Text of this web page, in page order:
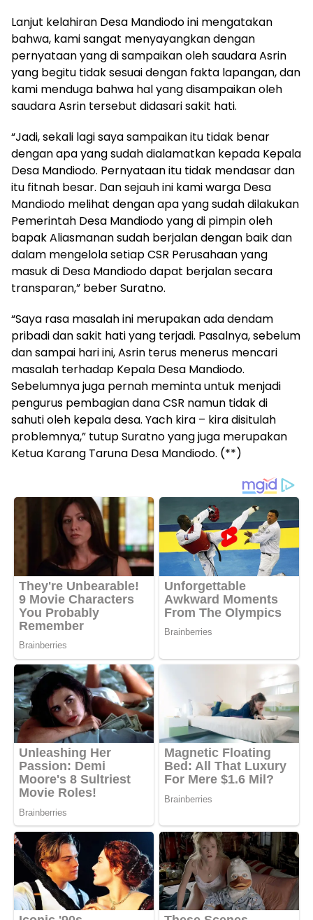
Lanjut kelahiran Desa Mandiodo ini mengatakan
bahwa, kami sangat menyayangkan dengan
pernyataan yang di sampaikan oleh saudara Asrin
yang begitu tidak sesuai dengan fakta lapangan, dan
kami menduga bahwa hal yang disampaikan oleh
saudara Asrin tersebut didasari sakit hati.
“Jadi, sekali lagi saya sampaikan itu tidak benar
dengan apa yang sudah dialamatkan kepada Kepala
Desa Mandiodo. Pernyataan itu tidak mendasar dan
itu fitnah besar. Dan sejauh ini kami warga Desa
Mandiodo melihat dengan apa yang sudah dilakukan
Pemerintah Desa Mandiodo yang di pimpin oleh
bapak Aliasmanan sudah berjalan dengan baik dan
dalam mengelola setiap CSR Perusahaan yang
masuk di Desa Mandiodo dapat berjalan secara
transparan,” beber Suratno.
“Saya rasa masalah ini merupakan ada dendam
pribadi dan sakit hati yang terjadi. Pasalnya, sebelum
dan sampai hari ini, Asrin terus menerus mencari
masalah terhadap Kepala Desa Mandiodo.
Sebelumnya juga pernah meminta untuk menjadi
pengurus pembagian dana CSR namun tidak di
sahuti oleh kepala desa. Yach kira – kira disitulah
problemnya,” tutup Suratno yang juga merupakan
Ketua Karang Taruna Desa Mandiodo. (**)